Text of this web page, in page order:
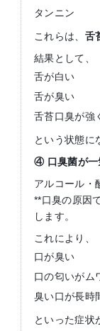
タンニン
これらは、 舌
結果として、
舌が白い
舌が臭い
舌苔口臭が強
という状態に
④ 口臭菌が
アルコール・
**口臭の原因
します。
これにより、
口が臭い
口の匂いがム
臭い口が長時
といった症状